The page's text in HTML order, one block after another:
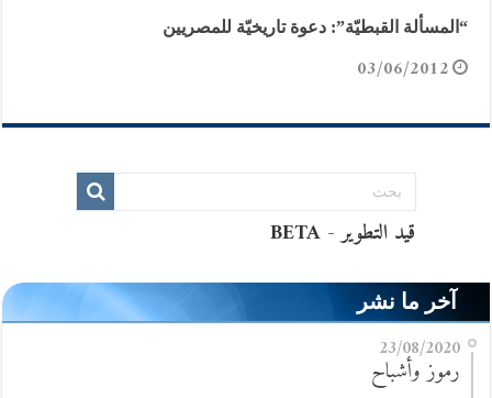
“المسألة القبطيّة”: دعوة تاريخيّة للمصريين
03/06/2012
آخر ما نشر
23/08/2020
رموز وأشباح